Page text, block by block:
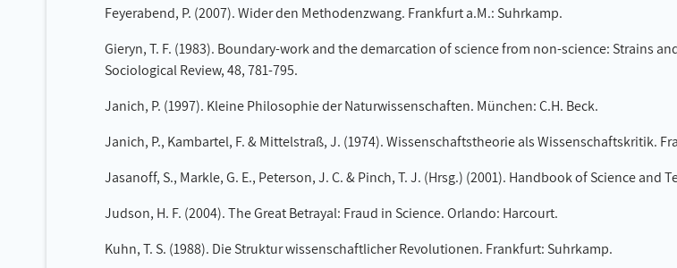
Feyerabend, P. (2007). Wider den Methodenzwang. Frankfurt a.M.: Suhrkamp.
Gieryn, T. F. (1983). Boundary-work and the demarcation of science from non-science: Strains
Sociological Review, 48, 781-795.
Janich, P. (1997). Kleine Philosophie der Naturwissenschaften. München: C.H. Beck.
Janich, P., Kambartel, F. & Mittelstraß, J. (1974). Wissenschaftstheorie als Wissenschaftskritik.
Jasanoff, S., Markle, G. E., Peterson, J. C. & Pinch, T. J. (Hrsg.) (2001). Handbook of Science and
Judson, H. F. (2004). The Great Betrayal: Fraud in Science. Orlando: Harcourt.
Kuhn, T. S. (1988). Die Struktur wissenschaftlicher Revolutionen. Frankfurt: Suhrkamp.